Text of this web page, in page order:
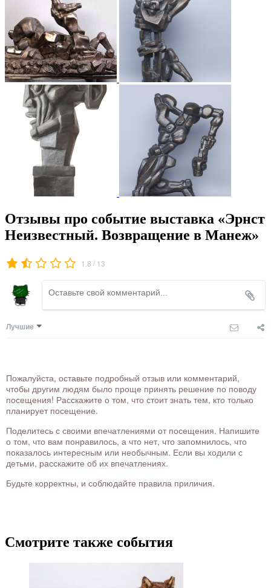
Отзывы про событие выставка «Эрнст
Неизвестный. Возвращение в Манеж»
1.8 / 13
Лучшие
Пожалуйста, оставьте подробный отзыв или комментарий,
чтобы другим людям было проще принять решение по поводу
посещения! Расскажите о том, что стоит знать тем, кто только
планирует посещение.
Поделитесь с своими впечатлениями от посещения. Напишите
о том, что вам понравилось, а что нет, что запомнилось, что
показалось интересным или необычным. Если вы ходили с
детьми, расскажите об их впечатлениях.
Будьте корректны, и соблюдайте правила приличия.
Смотрите также события